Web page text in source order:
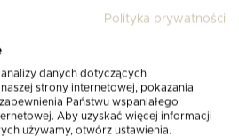
design
Polityka prywatności
danych dotyczących
strony internetowej, pokazania
Państwu wspaniałego
Aby uzyskać więcej informacji
używamy, otwórz ustawienia.